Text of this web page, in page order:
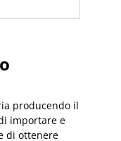
producendo il
importare e
di ottenere